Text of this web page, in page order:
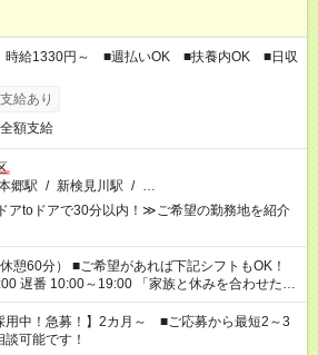
時給1330円～ ■週払いOK ■扶養内OK ■日収
給あり
額支給
郷駅 / 新検見川駅 / …
アtoドアで30分以内！≫ご希望の勤務地を紹介
れば下記シフトもOK！
～19:00 「家族と休みを合わせた
って夕飯の準備がしたい」 「できれば残業はし
希望を教えてくださいね。 ※Wワーク希望
お仕事で希望する勤務時間と、もう1つのお仕事
用中！急募！】2カ月～ ■ご応募から最短2～3
可能です！